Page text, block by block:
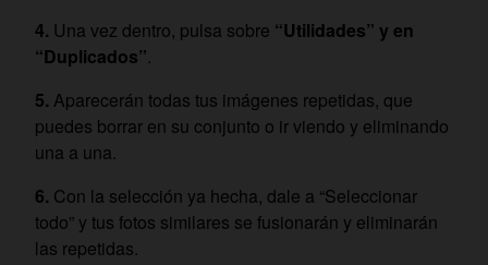
Una vez dentro, pulsa sobre “Utilidades” y en
“Duplicados”.
Aparecerán todas tus imágenes repetidas, que
puedes borrar en su conjunto o ir viendo y eliminando
una a una.
Con la selección ya hecha, dale a “Seleccionar
todo” y tus fotos similares se fusionarán y eliminarán
las repetidas.